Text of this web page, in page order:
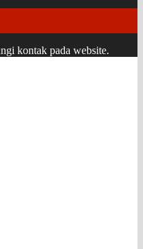
kontak pada website.